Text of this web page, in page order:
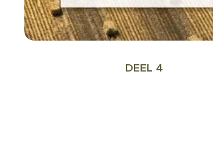
DEEL 4